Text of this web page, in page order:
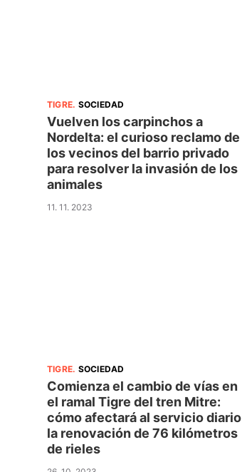
TIGRE. SOCIEDAD
Vuelven los carpinchos a
Nordelta: el curioso reclamo de
los vecinos del barrio privado
para resolver la invasión de los
animales
11. 11. 2023
TIGRE. SOCIEDAD
Comienza el cambio de vías en
el ramal Tigre del tren Mitre:
cómo afectará al servicio diario
la renovación de 76 kilómetros
de rieles